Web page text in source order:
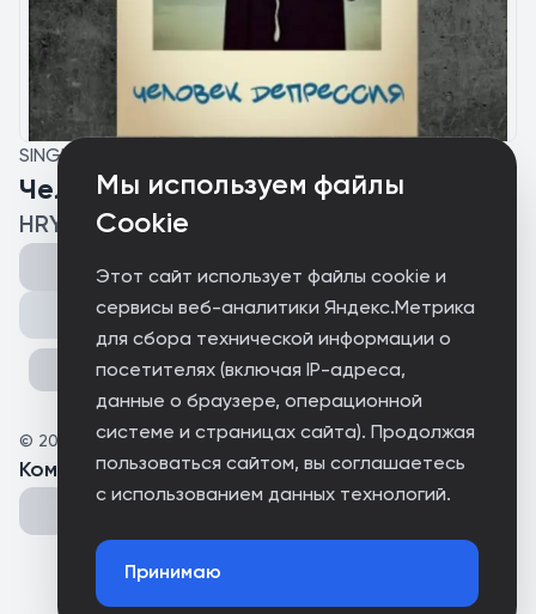
Мы используем файлы
Cookie
Этот сайт использует файлы cookie и
сервисы веб-аналитики Яндекс.Метрика
для сбора технической информации о
посетителях (включая IP-адреса,
данные о браузере, операционной
системе и страницах сайта). Продолжая
пользоваться сайтом, вы соглашаетесь
с использованием данных технологий.
Принимаю
SINGLE
Человек Депрессия
HRYSTIT
Поделиться
© 2025 HRYSTIT
Комментарии(0 )